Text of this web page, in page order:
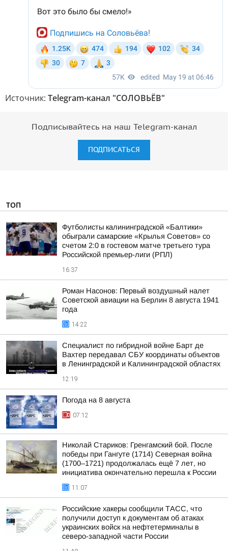
Источник: Telegram-канал "СОЛОВЬЁВ"
Подписывайтесь на наш Telegram-канал
ПОДПИСАТЬСЯ
ТОП
Футболисты калининградской «Балтики»
обыграли самарские «Крылья Советов» со
счетом 2:0 в гостевом матче третьего тура
Российской премьер-лиги (РПЛ)
16:37
Роман Насонов: Первый воздушный налет
Советской авиации на Берлин 8 августа 1941
года
14:22
Специалист по гибридной войне Барт де
Вахтер передавал СБУ координаты объектов
в Ленинградской и Калининградской областях
12:19
Погода на 8 августа
07:12
Николай Стариков: Гренгамский бой. После
победы при Гангуте (1714) Северная война
(1700–1721) продолжалась ещё 7 лет, но
инициатива окончательно перешла к России
11:07
Российские хакеры сообщили ТАСС, что
получили доступ к документам об атаках
украинских войск на нефтетерминалы в
северо-западной части России